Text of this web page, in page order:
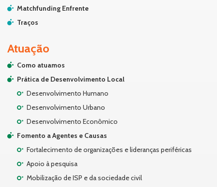
Matchfunding Enfrente
Traços
Atuação
Como atuamos
Prática de Desenvolvimento Local
Desenvolvimento Humano
Desenvolvimento Urbano
Desenvolvimento Econômico
Fomento a Agentes e Causas
Fortalecimento de organizações e lideranças periféricas
Apoio à pesquisa
Mobilização de ISP e da sociedade civil